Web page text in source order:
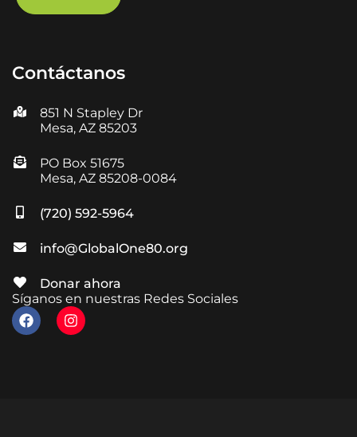
Contáctanos
851 N Stapley Dr
Mesa, AZ 85203
PO Box 51675
Mesa, AZ 85208-0084
(720) 592-5964
info@GlobalOne80.org
Donar ahora
Síganos en nuestras Redes Sociales